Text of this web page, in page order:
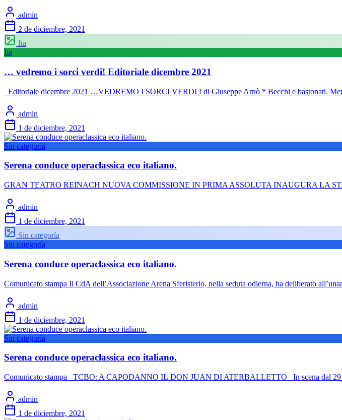
admin
2 de diciembre, 2021
Ita
Ita
… vedremo i sorci verdi! Editoriale dicembre 2021
Editoriale dicembre 2021 …VEDREMO I SORCI VERDI ! di Giuseppe Arnò * Becchi e bastonati.
admin
1 de diciembre, 2021
Sin categoría
Serena conduce operaclassica eco italiano.
GRAN TEATRO REINACH NUOVA COMMISSIONE IN PRIMA ASSOLUTA INAUGURA LA
admin
1 de diciembre, 2021
Sin categoría
Sin categoría
Serena conduce operaclassica eco italiano.
Comunicato stampa Il CdA dell’Associazione Arena Sferisterio, nella seduta odierna, ha deliberato
admin
1 de diciembre, 2021
Sin categoría
Serena conduce operaclassica eco italiano.
Comunicato stampa TCBO: A CAPODANNO IL DON JUAN DI ATERBALLETTO In scena dal 29
admin
1 de diciembre, 2021